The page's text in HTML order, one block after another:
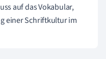
auf das Vokabular,
einer Schriftkultur im